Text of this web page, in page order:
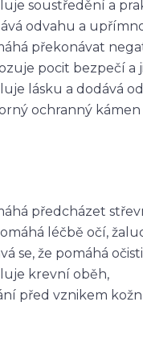
soustředění a
odvahu a
překonávat
pocit bezpečí a
lásku a dodává
ochranný
předcházet
léčbě očí,
se, že pomáhá
krevní oběh,
před vznikem